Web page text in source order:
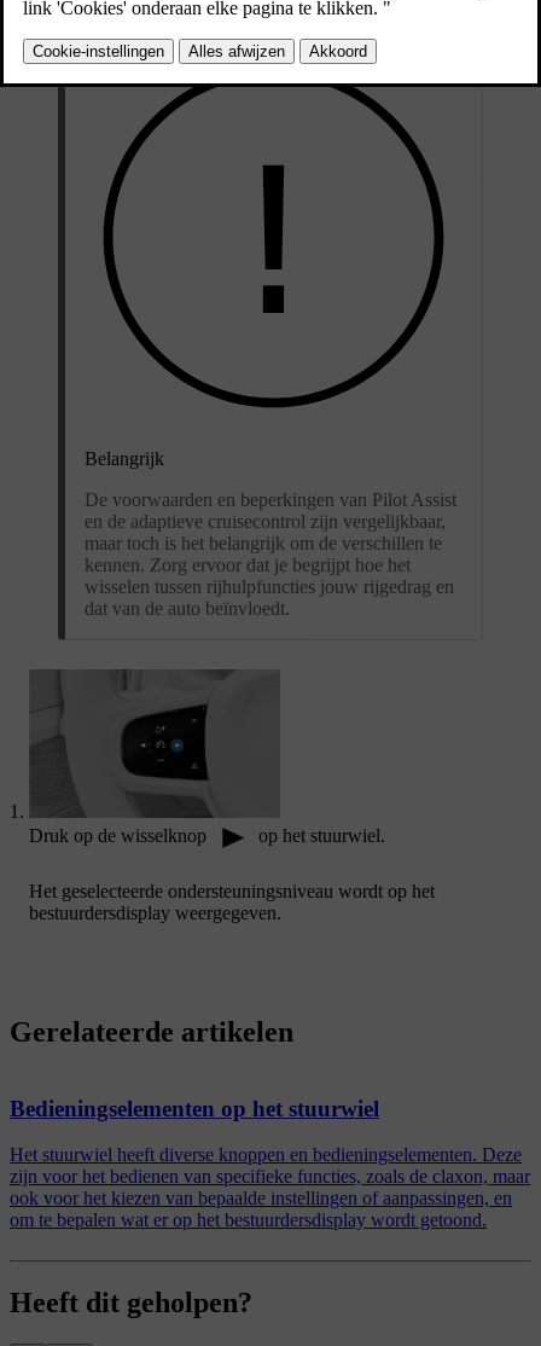
Belangrijk
De voorwaarden en beperkingen van Pilot Assist
en de adaptieve cruisecontrol zijn vergelijkbaar,
maar toch is het belangrijk om de verschillen te
kennen. Zorg ervoor dat je begrijpt hoe het
wisselen tussen rijhulpfuncties jouw rijgedrag en
dat van de auto beïnvloedt.
Druk op de wisselknop op het stuurwiel.
Het geselecteerde ondersteuningsniveau wordt op het
bestuurdersdisplay weergegeven.
Gerelateerde artikelen
Bedieningselementen op het stuurwiel
Het stuurwiel heeft diverse knoppen en bedieningselementen. Deze
zijn voor het bedienen van specifieke functies, zoals de claxon, maar
ook voor het kiezen van bepaalde instellingen of aanpassingen, en
om te bepalen wat er op het bestuurdersdisplay wordt getoond.
Heeft dit geholpen?